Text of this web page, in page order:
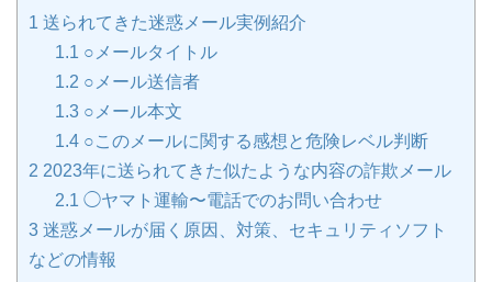
1 送られてきた迷惑メール実例紹介
1.1 ○メールタイトル
1.2 ○メール送信者
1.3 ○メール本文
1.4 ○このメールに関する感想と危険レベル判断
2 2023年に送られてきた似たような内容の詐欺メール
2.1 ◯ヤマト運輸〜電話でのお問い合わせ
3 迷惑メールが届く原因、対策、セキュリティソフト
などの情報